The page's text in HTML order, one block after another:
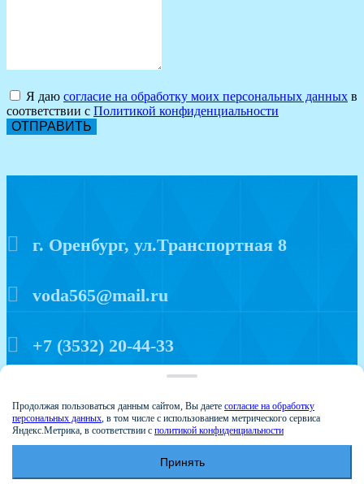
Я даю согласие на обработку моих персональных данных в
соответствии с Политикой конфиденциальности
ОТПРАВИТЬ
г. Оренбург, ул.Транспортная 8
voda565@mail.ru
+7 (3532) 20-44-33
Продолжая пользоваться данным сайтом, Вы даете согласие на обработку
персональных данных, в том числе с использованием метрического сервиса
Яндекс.Метрика, в соответствии с политикой конфиденциальности
Принять